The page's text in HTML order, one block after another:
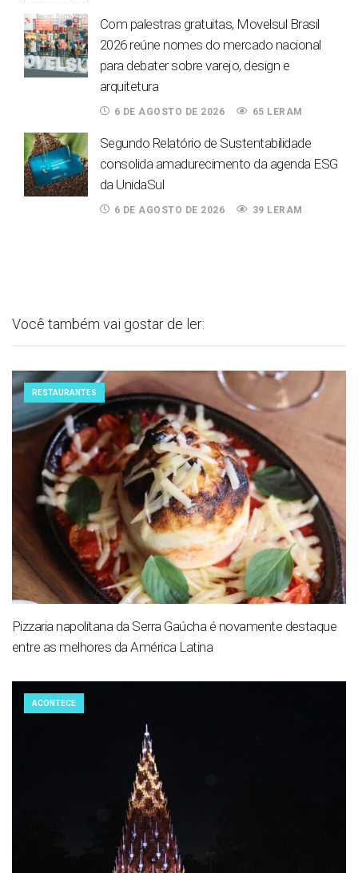
Com palestras gratuitas, Movelsul Brasil
2026 reúne nomes do mercado nacional
para debater sobre varejo, design e
arquitetura
6 DE AGOSTO DE 2026 65 LERAM
Segundo Relatório de Sustentabilidade
consolida amadurecimento da agenda ESG
da UnidaSul
6 DE AGOSTO DE 2026 39 LERAM
Você também vai gostar de ler:
RESTAURANTES
Pizzaria napolitana da Serra Gaúcha é novamente destaque
entre as melhores da América Latina
ACONTECE